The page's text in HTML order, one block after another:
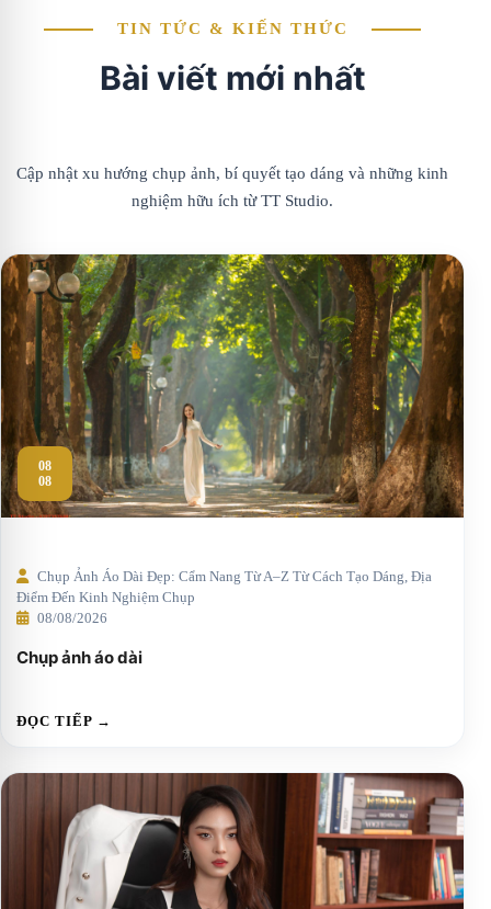
TIN TỨC & KIẾN THỨC
Bài viết mới nhất
Cập nhật xu hướng chụp ảnh, bí quyết tạo dáng và những kinh
nghiệm hữu ích từ TT Studio.
08
08
Chụp Ảnh Áo Dài Đẹp: Cẩm Nang Từ A–Z Từ Cách Tạo Dáng, Địa
Điểm Đến Kinh Nghiệm Chụp
08/08/2026
Chụp ảnh áo dài
ĐỌC TIẾP →